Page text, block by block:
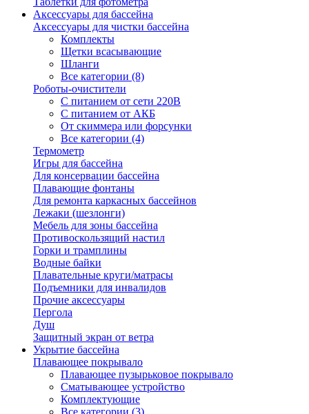
Аксессуары для бассейна
Аксессуары для чистки бассейна
Комплекты
Щетки всасывающие
Шланги
Все категории (8)
Роботы-очистители
С питанием от сети 220В
С питанием от АКБ
От скиммера или форсунки
Все категории (4)
Термометр
Игры для бассейна
Для консервации бассейна
Плавающие фонтаны
Для ремонта каркасных бассейнов
Лежаки (шезлонги)
Мебель для зоны бассейна
Противоскользящий настил
Горки и трамплины
Водные байки
Плавательные круги/матрасы
Подъемники для инвалидов
Прочие аксессуары
Пергола
Душ
Защитный экран от ветра
Укрытие бассейна
Плавающее покрывало
Плавающее пузырьковое покрывало
Сматывающее устройство
Комплектующие
Все категории (3)